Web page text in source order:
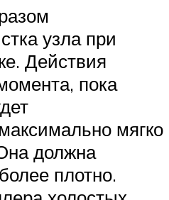
узла при
Действия
пока
мягко
должна
плотно.